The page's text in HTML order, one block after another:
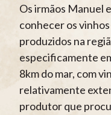
Os irmãos Manuel
conhecer os
produzidos na
especificamente
8km do mar, com
relativamente
produtor que